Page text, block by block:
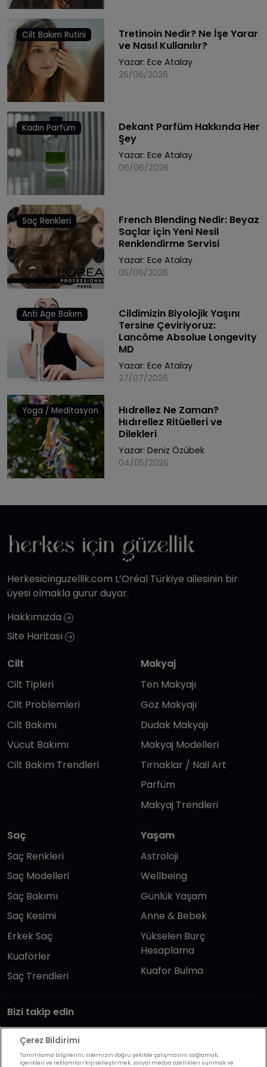
Cilt Bakım Rutini
Tretinoin Nedir? Ne İşe Yarar
ve Nasıl Kullanılır?
Yazar: Ece Atalay
26/06/2026
Kadın Parfüm
Dekant Parfüm Hakkında Her
Şey
Yazar: Ece Atalay
06/06/2026
Saç Renkleri
French Blending Nedir: Beyaz
Saçlar için Yeni Nesil
Renklendirme Servisi
Yazar: Ece Atalay
05/06/2026
Anti Age Bakım
Cildimizin Biyolojik Yaşını
Tersine Çeviriyoruz:
Lancôme Absolue Longevity
MD
Yazar: Ece Atalay
27/07/2026
Yoga / Meditasyon
Hıdrellez Ne Zaman?
Hıdırellez Ritüelleri ve
Dilekleri
Yazar: Deniz Özübek
04/05/2026
Herkesicinguzellik.com L’Oréal Türkiye ailesinin bir
üyesi olmakla gurur duyar.
Hakkımızda
Site Haritası
Cilt
Cilt Tipleri
Cilt Problemleri
Cilt Bakımı
Vücut Bakımı
Cilt Bakım Trendleri
Makyaj
Ten Makyajı
Göz Makyajı
Dudak Makyajı
Makyaj Modelleri
Tırnaklar / Nail Art
Parfüm
Makyaj Trendleri
Saç
Saç Renkleri
Saç Modelleri
Saç Bakımı
Saç Kesimi
Erkek Saç
Kuaförler
Saç Trendleri
Yaşam
Astroloji
Wellbeing
Günlük Yaşam
Anne & Bebek
Yükselen Burç
Hesaplama
Kuafor Bulma
Bizi takip edin
Çerez Bildirimi
Tanımlama bilgilerini; sitemizin doğru şekilde çalışmasını sağlamak,
içerikleri ve reklamları kişiselleştirmek, sosyal medya özellikleri sunmak ve